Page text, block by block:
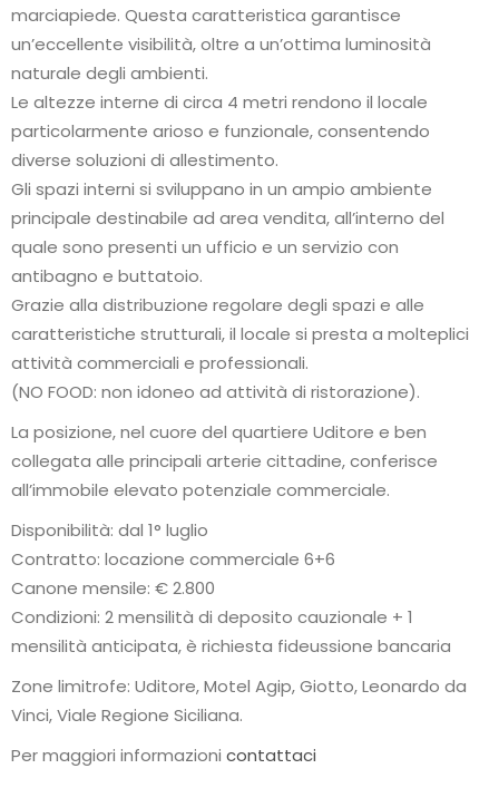
marciapiede. Questa caratteristica garantisce
un’eccellente visibilità, oltre a un’ottima luminosità
naturale degli ambienti.
Le altezze interne di circa 4 metri rendono il locale
particolarmente arioso e funzionale, consentendo
diverse soluzioni di allestimento.
Gli spazi interni si sviluppano in un ampio ambiente
principale destinabile ad area vendita, all’interno del
quale sono presenti un ufficio e un servizio con
antibagno e buttatoio.
Grazie alla distribuzione regolare degli spazi e alle
caratteristiche strutturali, il locale si presta a molteplici
attività commerciali e professionali.
(NO FOOD: non idoneo ad attività di ristorazione).
La posizione, nel cuore del quartiere Uditore e ben
collegata alle principali arterie cittadine, conferisce
all’immobile elevato potenziale commerciale.
Disponibilità: dal 1° luglio
Contratto: locazione commerciale 6+6
Canone mensile: € 2.800
Condizioni: 2 mensilità di deposito cauzionale + 1
mensilità anticipata, è richiesta fideussione bancaria
Zone limitrofe: Uditore, Motel Agip, Giotto, Leonardo da
Vinci, Viale Regione Siciliana.
Per maggiori informazioni contattaci